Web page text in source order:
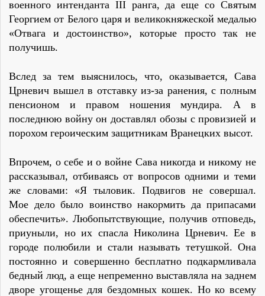
военного интенданта III ранга, да еще со Святым
Георгием от Белого царя и великокняжеской медалью
«Отвага и достоинство», которые просто так не
получишь.
Вслед за тем выяснилось, что, оказывается, Сава
Црневич вышел в отставку из-за ранения, с полным
пенсионом и правом ношения мундира. А в
последнюю войну он доставлял обозы с провизией и
порохом героическим защитникам Вранецких высот.
Впрочем, о себе и о войне Сава никогда и никому не
рассказывал, отбиваясь от вопросов одними и теми
же словами: «Я тыловик. Подвигов не совершал.
Мое дело было воинство накормить да припасами
обеспечить». Любопытствующие, получив отповедь,
приуныли, но их спасла Николина Црневич. Ее в
городе полюбили и стали называть тетушкой. Она
постоянно и совершенно бесплатно подкармливала
бедный люд, а еще непременно выставляла на заднем
дворе угощенье для бездомных кошек. Но ко всему